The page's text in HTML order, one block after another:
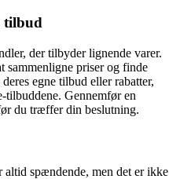
tilbud
der tilbyder lignende varer.
sammenligne priser og finde
egne tilbud eller rabatter,
tilbuddene. Gennemfør en
du træffer din beslutning.
spændende, men det er ikke